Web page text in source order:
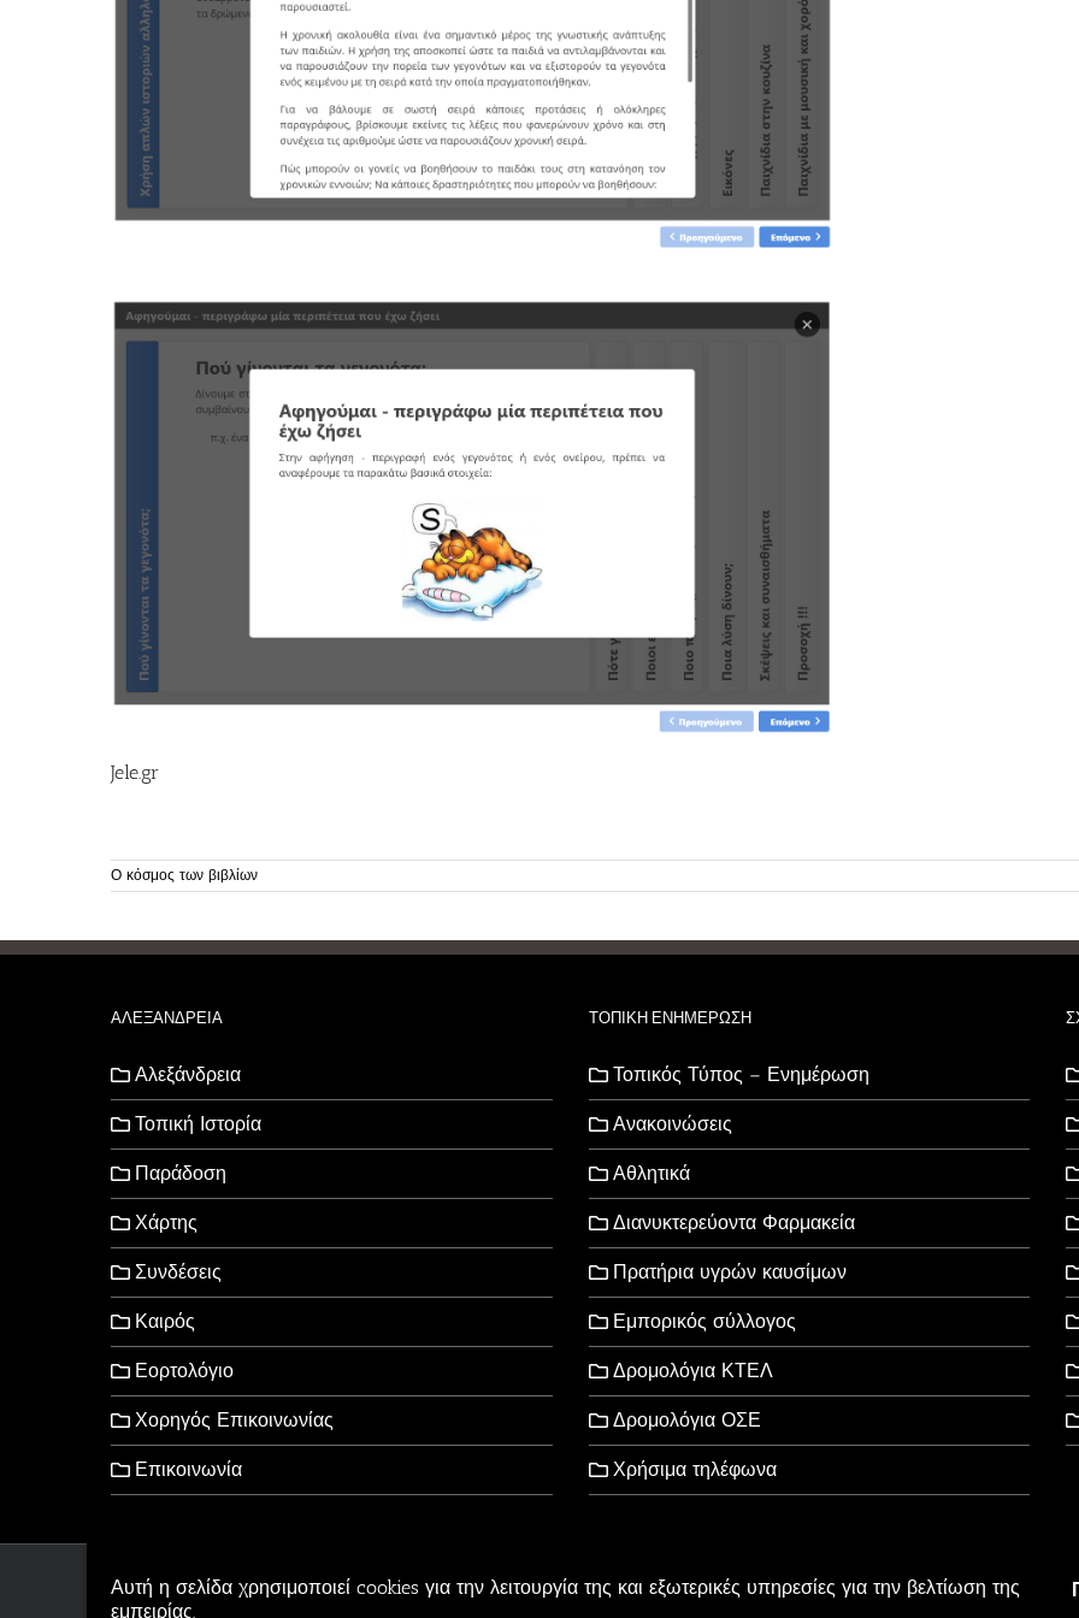
Αυτή η σελίδα χρησιμοποιεί cookies για την λειτουργία της και εξωτερικές υπηρεσίες για την βελτίωση της
εμπειρίας.
Jele.gr
Ο κόσμος των βιβλίων
ΑΛΕΞΑΝΔΡΕΙΑ
Αλεξάνδρεια
Τοπική Ιστορία
Παράδοση
Χάρτης
Συνδέσεις
Καιρός
Εορτολόγιο
Χορηγός Επικοινωνίας
Επικοινωνία
ΤΟΠΙΚΗ ΕΝΗΜΕΡΩΣΗ
Τοπικός Τύπος – Ενημέρωση
Ανακοινώσεις
Αθλητικά
Διανυκτερεύοντα Φαρμακεία
Πρατήρια υγρών καυσίμων
Εμπορικός σύλλογος
Δρομολόγια ΚΤΕΛ
Δρομολόγια ΟΣΕ
Χρήσιμα τηλέφωνα
Copyright © 2006-2026 - All Rights Reserved